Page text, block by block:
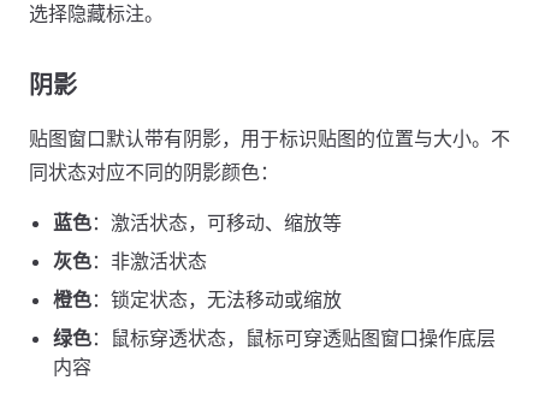
选择隐藏标注。
阴影
贴图窗口默认带有阴影，用于标识贴图的位置与大小。不
同状态对应不同的阴影颜色：
蓝色：激活状态，可移动、缩放等
灰色：非激活状态
橙色：锁定状态，无法移动或缩放
绿色：鼠标穿透状态，鼠标可穿透贴图窗口操作底层
内容